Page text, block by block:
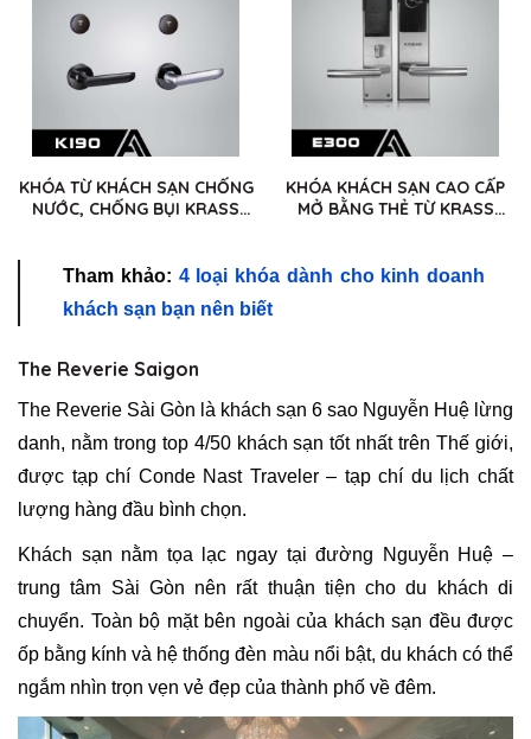
KHÓA TỪ KHÁCH SẠN CHỐNG
NƯỚC, CHỐNG BỤI KRASS
KHÓA KHÁCH SẠN CAO CẤP
MỞ BẰNG THẺ TỪ KRASS
Tham khảo: 4 loại khóa dành cho kinh doanh
khách sạn bạn nên biết
The Reverie Saigon
The Reverie Sài Gòn là khách sạn 6 sao Nguyễn Huệ lừng
danh, nằm trong top 4/50 khách sạn tốt nhất trên Thế giới,
được tạp chí Conde Nast Traveler – tạp chí du lịch chất
lượng hàng đầu bình chọn.
Khách sạn nằm tọa lạc ngay tại đường Nguyễn Huệ –
trung tâm Sài Gòn nên rất thuận tiện cho du khách di
chuyển. Toàn bộ mặt bên ngoài của khách sạn đều được
ốp bằng kính và hệ thống đèn màu nổi bật, du khách có thể
ngắm nhìn trọn vẹn vẻ đẹp của thành phố về đêm.